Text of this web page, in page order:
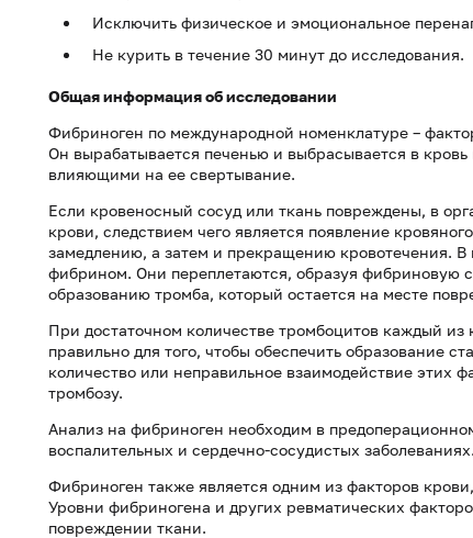
Исключить физическое и эмоциональное
Не курить в течение 30 минут до исследования.
Общая информация об исследовании
Фибриноген по международной номенклатуре –
Он вырабатывается печенью и выбрасывается в
влияющими на ее свертывание.
Если кровеносный сосуд или ткань повреждены, в
крови, следствием чего является появление
замедлению, а затем и прекращению кровотечения.
фибрином. Они переплетаются, образуя фибриновую
образованию тромба, который остается на месте
При достаточном количестве тромбоцитов каждый
правильно для того, чтобы обеспечить образование
количество или неправильное взаимодействие этих
тромбозу.
Анализ на фибриноген необходим в
воспалительных и сердечно-сосудистых заболеваниях.
Фибриноген также является одним из факторов
Уровни фибриногена и других ревматических
повреждении ткани.